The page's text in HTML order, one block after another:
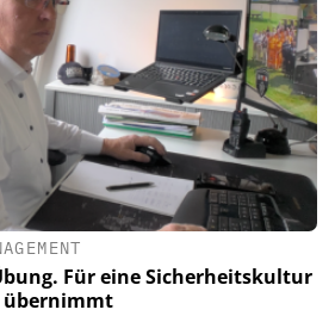
Für eine Sicherheitskultur
übernimmt